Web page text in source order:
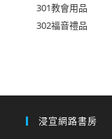
301教會用品
302福音禮品
浸宣網路書房